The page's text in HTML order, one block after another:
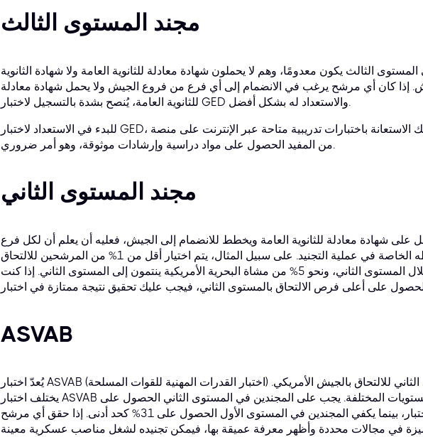
مجند المستوى الثالث
الثالث يكون معدومًا، وهم لا يحملون شهادة معادلة للثانوية العامة ولا شهادة الثانوية
إذا كان أي مرشح يرغب في الانضمام إلى أي فرع من فروع الجيش ولا يحمل شهادة معادلة
للثانوية العامة، يُنصح بشدة بالتسجيل لاختبار GED والاستعداد له بشكل أفضل.
للبدء في الاستعداد لاختبار GED، يمكنك الاستعانة باختبارات تدريبية متاحة عبر الإنترنت على منصة GED Flash. سيكون
من المفيد الحصول على مواد دراسية وإرشادات موثوقة، وهو أمر ضروري.
مجند المستوى الثاني
شهادة معادلة للثانوية العامة ويخطط للانضمام إلى الجيش، فعليه أن يعلم أن لكل فرع
من فروع الجيش شروطه الخاصة في عملية التجنيد. على سبيل المثال، يتم اختيار أقل من 1% من المرشحين للالتحاق
بالقوات الجوية من خلال المستوى الثاني، ونحو 5% من مشاة البحرية الأمريكية ينتمون إلى المستوى الثاني. إذا كنت
ASVAB
يُعدّ اختبار ASVAB (اختبار القدرات المهنية للقوات المسلحة) عملية تجنيد للمستوى الثاني للالتحاق بالجيش الأمريكي.
يختلف اختبار ASVAB في معايير الأهلية بين المستويات المختلفة. يجب على المجندين في المستوى الثاني الحصول على
50% كحد أدنى للتأهل للاختبار، بينما يكفي المجندين في المستوى الأول الحصول على 31% كحد أدنى. إذا حقق أي مرشح